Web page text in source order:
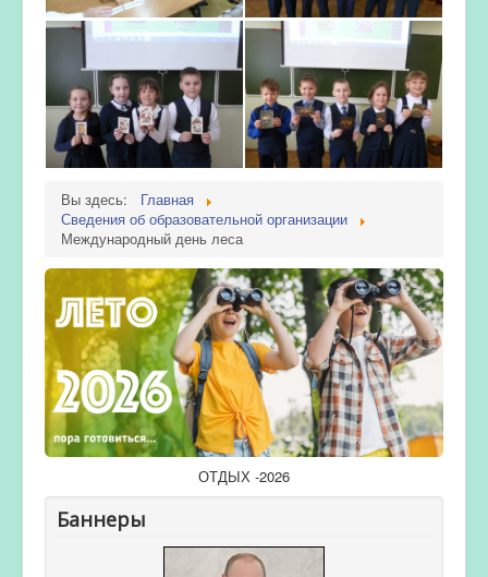
Вы здесь:
Главная
Сведения об образовательной организации
Международный день леса
ОТДЫХ -2026
Баннеры